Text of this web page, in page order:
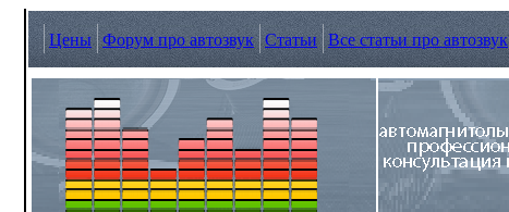
Цены Форум про автозвук Статьи Все статьи про автозвук